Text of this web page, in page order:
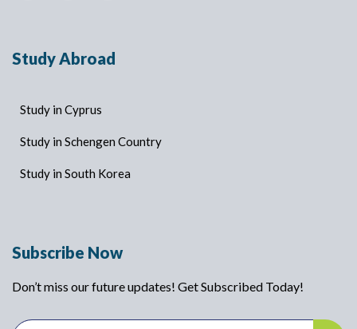
Study Abroad
Study in Cyprus
Study in Schengen Country
Study in South Korea
Subscribe Now
Don’t miss our future updates! Get Subscribed Today!